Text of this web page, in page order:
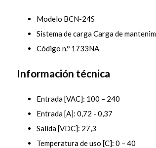
Modelo BCN-24S
Sistema de carga Carga de
Código n.º 1733NA
Información técnica
Entrada [VAC]: 100 – 240
Entrada [A]: 0,72 - 0,37
Salida [VDC]: 27,3
Temperatura de uso [C]: 0 – 40